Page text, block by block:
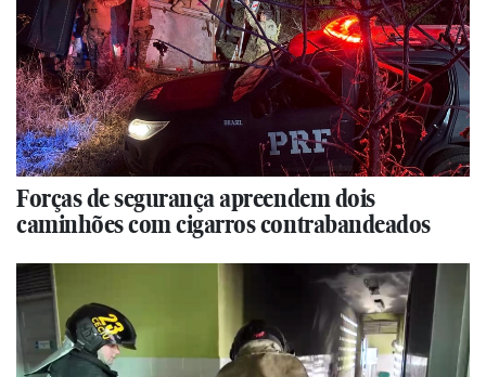
Forças de segurança apreendem dois
caminhões com cigarros contrabandeados